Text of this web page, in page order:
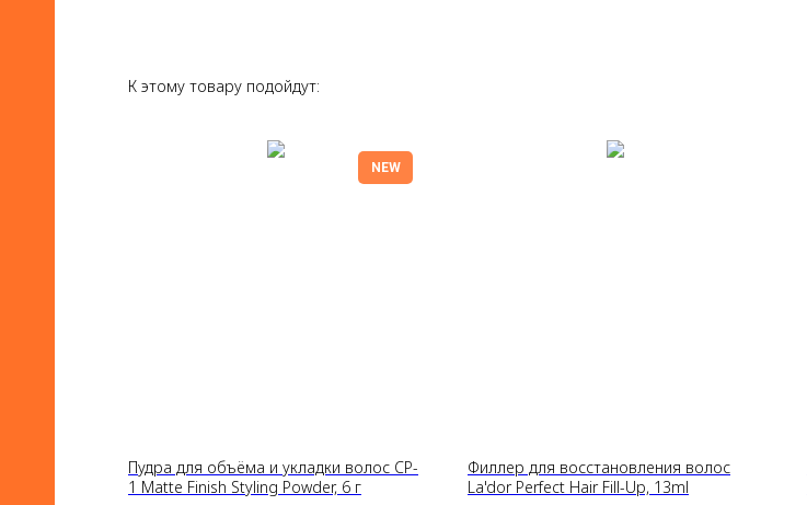
К этому товару подойдут:
NEW
Пудра для объёма и укладки волос CP-
1 Matte Finish Styling Powder, 6 г
Филлер для восстановления волос
La'dor Perfect Hair Fill-Up, 13ml